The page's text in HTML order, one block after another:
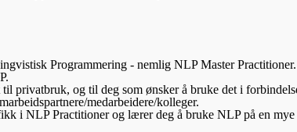
Programmering - nemlig NLP Master
privatbruk, og til deg som ønsker å bruke det i
medarbeidere/kolleger.
i NLP Practitioner og lærer deg å bruke NLP på en mye